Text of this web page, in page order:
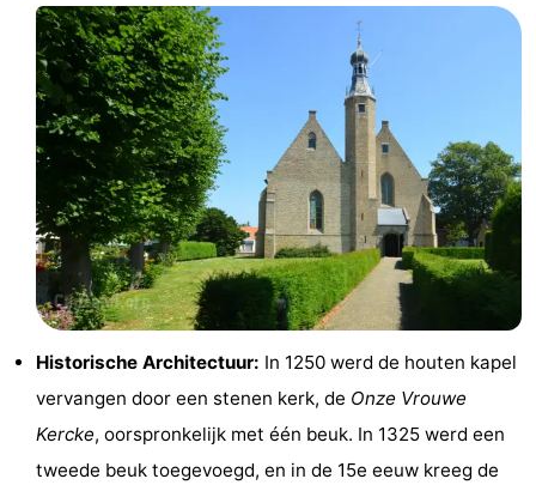
Bad
Cadzand
Hoogduin
Noordzee
Résidence
Cadzand-
Bad
Resort
Nieuwvliet-
Bad
Schoneveld
Strand
Resort
Nieuwvliet-
Bad
Waterdunen
Zonneweelde
-
Zwinhoeve
Last
minutes
Strand
Historische Architectuur: In 1250 werd de houten kapel
vervangen door een stenen kerk, de Onze Vrouwe
Kercke, oorspronkelijk met één beuk. In 1325 werd een
tweede beuk toegevoegd, en in de 15e eeuw kreeg de